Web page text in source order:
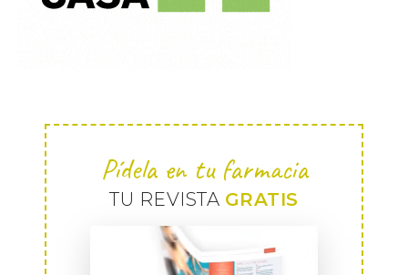
Pídela en tu farmacia
TU REVISTA GRATIS